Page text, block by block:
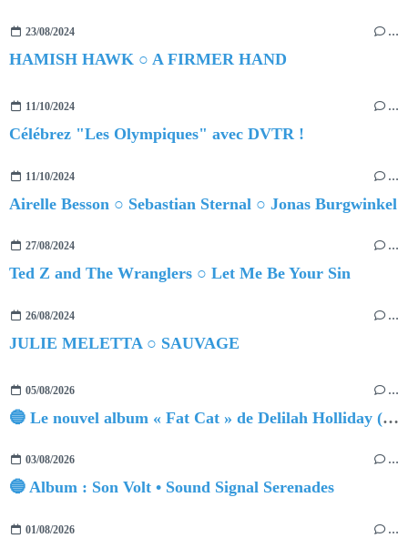
23/08/2024 …
HAMISH HAWK ○ A FIRMER HAND
11/10/2024 …
Célébrez "Les Olympiques" avec DVTR !
11/10/2024 …
Airelle Besson ○ Sebastian Sternal ○ Jonas Burgwinkel
27/08/2024 …
Ted Z and The Wranglers ○ Let Me Be Your Sin
26/08/2024 …
JULIE MELETTA ○ SAUVAGE
05/08/2026 …
🔵 Le nouvel album « Fat Cat » de Delilah Holliday (sortie le 30 Octobre 2026)
03/08/2026 …
🔵 Album : Son Volt • Sound Signal Serenades
01/08/2026 …